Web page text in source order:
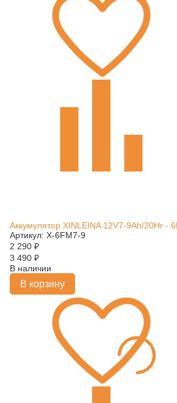
Аккумулятор XINLEINA 12V7-9Ah/20Hr -
Артикул: X-6FM7-9
2 290 ₽
3 490 ₽
В наличии
В корзину